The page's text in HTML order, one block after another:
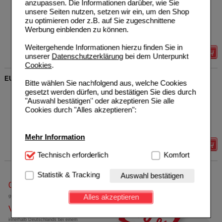
anzupassen. Die Informationen darüber, wie Sie
unsere Seiten nutzen, setzen wir ein, um den Shop
zu optimieren oder z.B. auf Sie zugeschnittene
Werbung einblenden zu können.
Weitergehende Informationen hierzu finden Sie in
unserer Datenschutzerklärungbei dem Unterpunkt
Cookies.
Bitte wählen Sie nachfolgend aus, welche Cookies
gesetzt werden dürfen, und bestätigen Sie dies durch
"Auswahl bestätigen" oder akzeptieren Sie alle
Cookies durch "Alles akzeptieren":
Mehr Information
Technisch Notwendig:Hierbei handelt es sich um
Website notwendig sind (z.B. Navigation, Warenkorb,
Kundenkonto), weshalb auf diese nicht verzichtet
werden kann.
Einkaufserlebnis noch ansprechender zu gestalten,
Technisch erforderlich Komfort
Statistik & Tracking Auswahl bestätigen
Alles akzeptieren
GmbH
04223731
100ml
AVP***
Unser Preis*
Sie sparen
Details
EUPHORBIUM COMPOSITUM Nasentr.SN Nasendosierspray
Biologische Heilmittel Heel
GmbH
01230044
AVP***
Unser Preis
0800-10 11 422
gebührenfreie Rufnummer
Versandkostenfrei
innerhalb Deutschlands bei einem